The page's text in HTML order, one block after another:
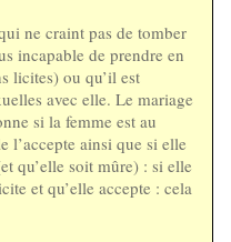
ne craint pas de tomber
incapable de prendre en
licites) ou qu’il est
avec elle. Le mariage
si la femme est au
l’accepte ainsi que si elle
qu’elle soit mûre) : si elle
et qu’elle accepte : cela